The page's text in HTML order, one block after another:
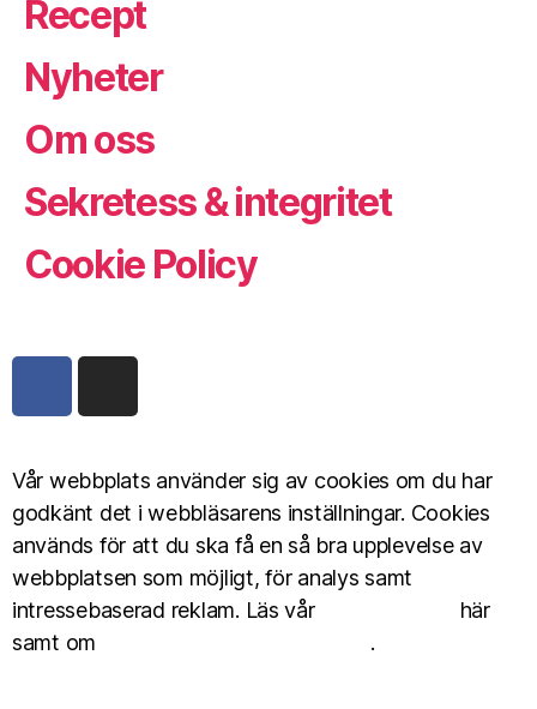
Recept
Nyheter
Om oss
Sekretess & integritet
Cookie Policy
Vår webbplats använder sig av cookies om du har
godkänt det i webbläsarens inställningar. Cookies
används för att du ska få en så bra upplevelse av
webbplatsen som möjligt, för analys samt
intressebaserad reklam. Läs vår
här
samt om
.